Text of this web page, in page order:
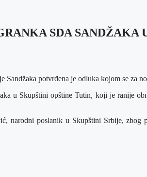
SDA SANDŽAKA
Sandžaka potvrđena je odluka kojom se
u Skupštini opštine Tutin, koji je ranije
narodni poslanik u Skupštini Srbije,